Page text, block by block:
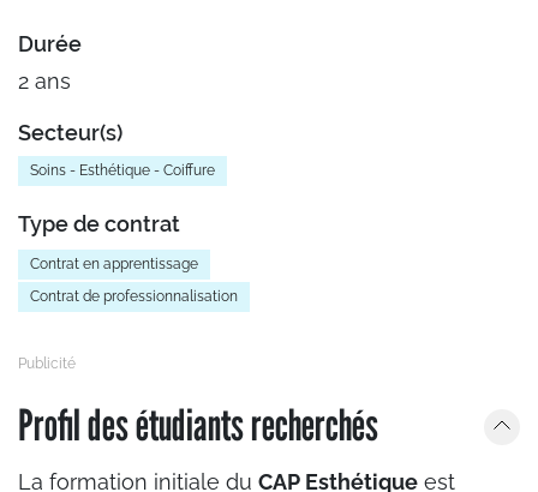
Durée
2 ans
Secteur(s)
Soins - Esthétique - Coiffure
Type de contrat
Contrat en apprentissage
Contrat de professionnalisation
Profil des étudiants recherchés
La formation initiale du CAP Esthétique est